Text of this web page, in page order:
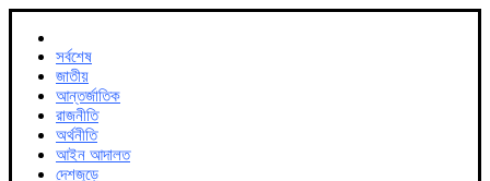
সর্বশেষ
জাতীয়
আন্তর্জাতিক
রাজনীতি
অর্থনীতি
আইন আদালত
দেশজুড়ে